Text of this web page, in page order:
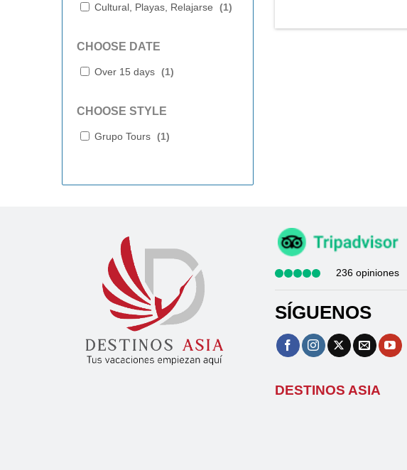
Cultural, Playas, Relajarse (1)
CHOOSE DATE
Over 15 days (1)
CHOOSE STYLE
Grupo Tours (1)
236 opiniones
SÍGUENOS
DESTINOS ASIA